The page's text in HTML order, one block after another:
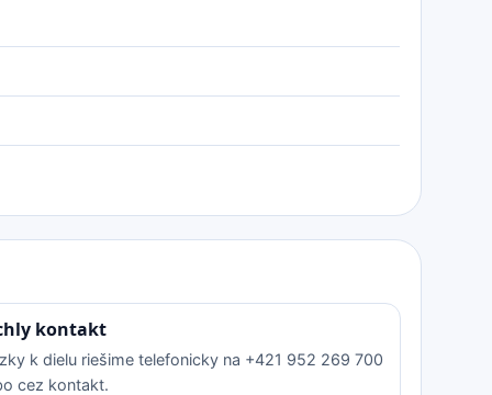
kontakt
k dielu riešime telefonicky na +421 952 269 700
cez kontakt.